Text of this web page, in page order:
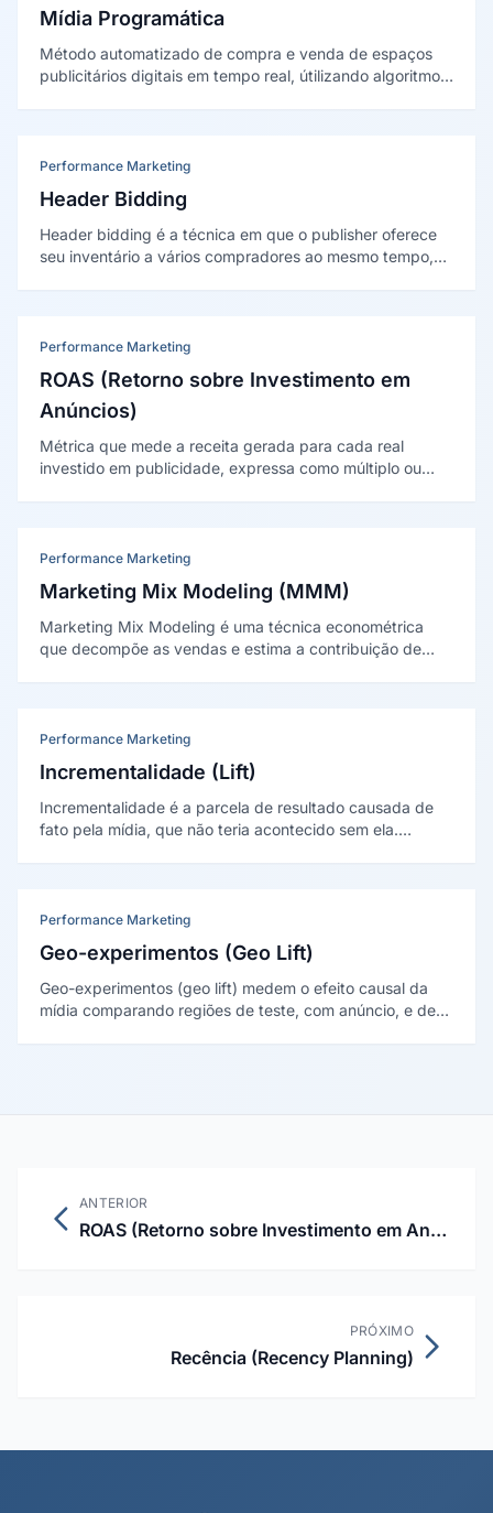
Mídia Programática
Método automatizado de compra e venda de espaços
publicitários digitais em tempo real, útilizando algoritmos,
Performance Marketing
Header Bidding
Header bidding é a técnica em que o publisher oferece
seu inventário a vários compradores ao mesmo tempo,
Performance Marketing
ROAS (Retorno sobre Investimento em
Anúncios)
Métrica que mede a receita gerada para cada real
investido em publicidade, expressa como múltiplo ou
Performance Marketing
Marketing Mix Modeling (MMM)
Marketing Mix Modeling é uma técnica econométrica
que decompõe as vendas e estima a contribuição de
Performance Marketing
Incrementalidade (Lift)
Incrementalidade é a parcela de resultado causada de
fato pela mídia, que não teria acontecido sem ela.
Performance Marketing
Geo-experimentos (Geo Lift)
Geo-experimentos (geo lift) medem o efeito causal da
mídia comparando regiões de teste, com anúncio, e de
ANTERIOR
ROAS (Retorno sobre Investimento em Anúncios)
PRÓXIMO
Recência (Recency Planning)